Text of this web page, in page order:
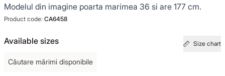
Modelul din imagine poarta marimea 36 si are 177 cm.
Product code: CA6458
Available sizes Size chart
Căutare mărimi disponibile
GARDEROBA DE VACANTA
TOTUL DE LA -50%